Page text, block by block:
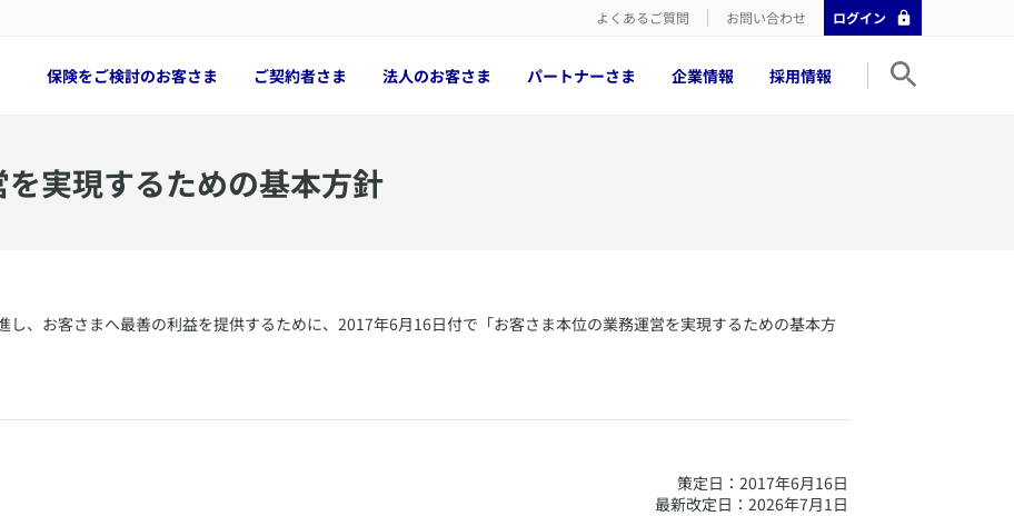
よくあるご質問 お問い合わせ ログイン
保険をご検討のお客さま ご契約者さま 法人のお客さま パートナーさま 企業情報 採用情報
実現するための基本方針
し、お客さまへ最善の利益を提供するために、2017年6月16日付で「お客さま本位の業務運営を実現するための基本方
策定日：2017年6月16日
最新改定日：2026年7月1日